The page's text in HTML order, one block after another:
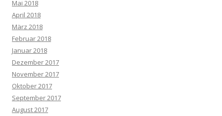
Mai 2018
April 2018
März 2018
Februar 2018
Januar 2018
Dezember 2017
November 2017
Oktober 2017
September 2017
August 2017